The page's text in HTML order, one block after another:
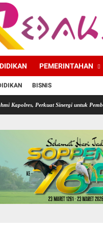
PEMERINTAHAN
BISNIS
Sinergi untuk Pembangunan Daerah